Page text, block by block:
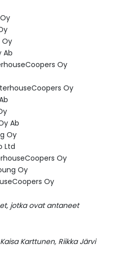
Oy
Ab
Oy
Oy
Ab
Oy
Ltd
Oy
Oy
Oy
jotka ovat antaneet
Karttunen, Riikka Järvi